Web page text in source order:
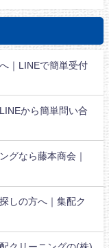
｜LINEで簡単受付
から簡単問い合
グなら藤本商会｜
しの方へ｜集配ク